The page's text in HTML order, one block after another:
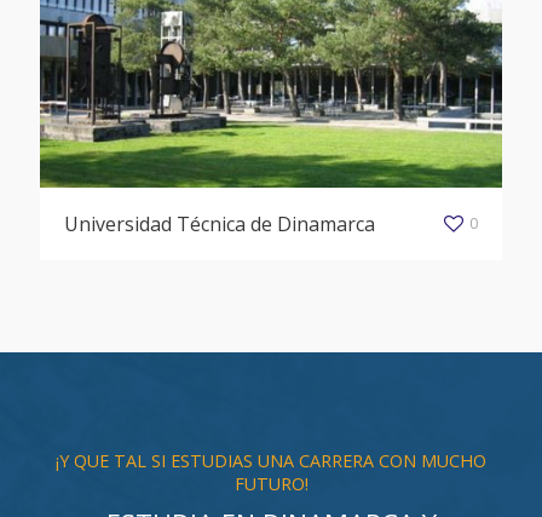
Universidad Técnica de Dinamarca 0
¡Y QUE TAL SI ESTUDIAS UNA CARRERA CON MUCHO
FUTURO!